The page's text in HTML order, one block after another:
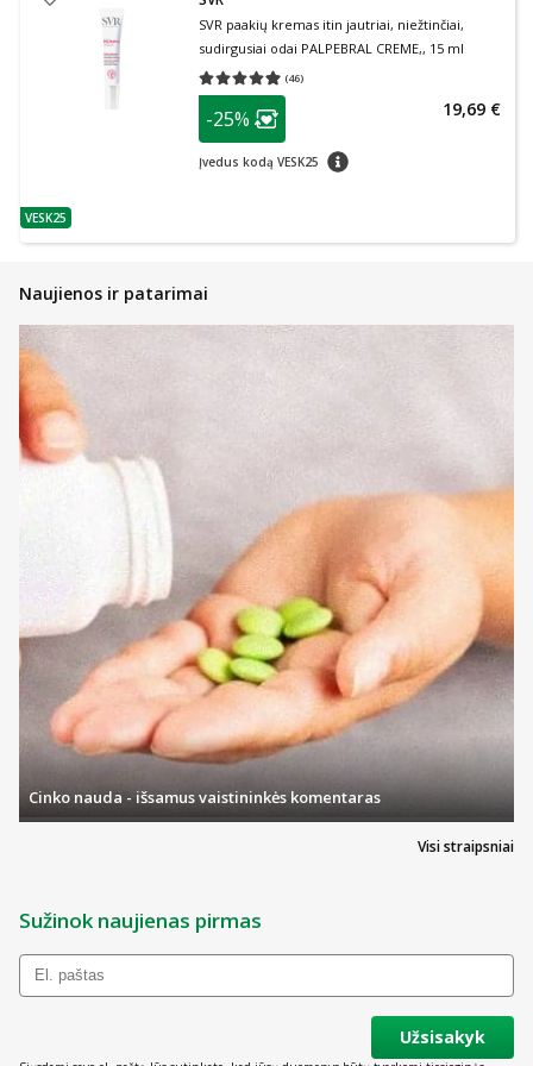
patarimas
VESK25
SVR paakių kremas itin jautriai, niežtinčiai,
sudirgusiai odai PALPEBRAL CREME,, 15 ml
(46)
Vidutinis įvertinimas 4.98
patarimas
Lojalumo klubo narių nuolaida
-25%
Įvedus kodą VESK25 patarimas
19,69 €
Naujienos ir patarimai
Visi straipsniai
Cinko nauda - išsamus vaistininkės komentaras
Sužinok naujienas pirmas
Užsisakyk